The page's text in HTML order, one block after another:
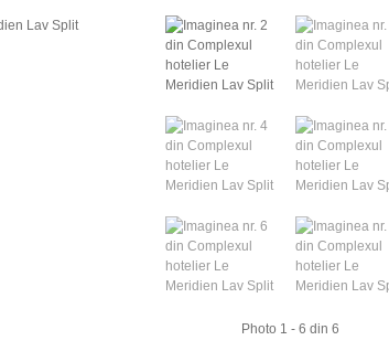
Photo 1 - 6 din 6